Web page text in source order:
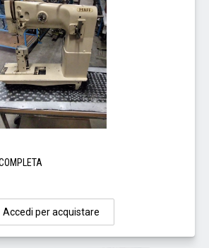
Accedi per acquistare